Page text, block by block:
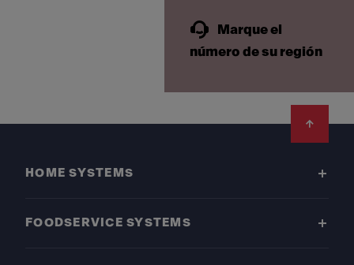
Marque el
número de su región
HOME SYSTEMS
FOODSERVICE SYSTEMS